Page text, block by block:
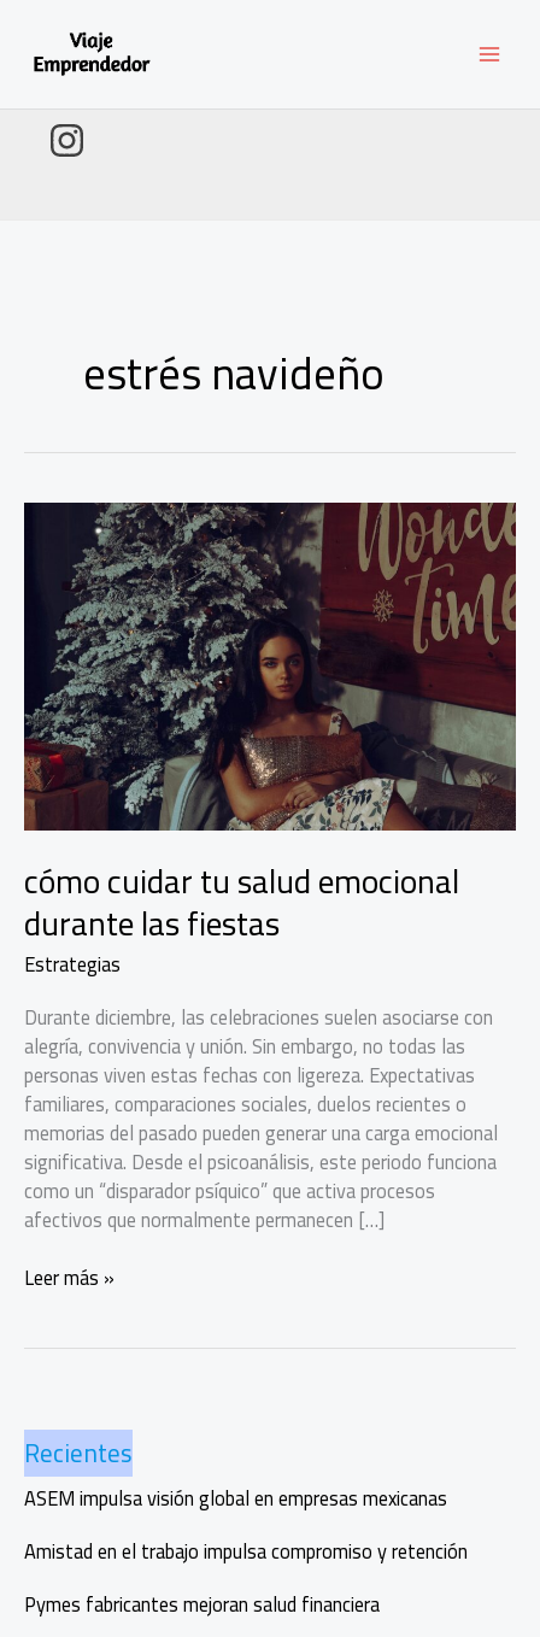
contenido
estrés navideño
cómo cuidar tu salud emocional
durante las fiestas
Estrategias
Durante diciembre, las celebraciones suelen asociarse con
alegría, convivencia y unión. Sin embargo, no todas las
personas viven estas fechas con ligereza. Expectativas
familiares, comparaciones sociales, duelos recientes o
memorias del pasado pueden generar una carga emocional
significativa. Desde el psicoanálisis, este periodo funciona
como un “disparador psíquico” que activa procesos
afectivos que normalmente permanecen […]
cómo
durante
las
fiestas
Leer más »
Recientes
ASEM impulsa visión global en empresas mexicanas
Amistad en el trabajo impulsa compromiso y retención
Pymes fabricantes mejoran salud financiera